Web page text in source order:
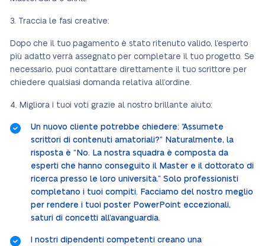
Traccia le fasi creative:
Dopo che il tuo pagamento è stato ritenuto valido, l’esperto
più adatto verrà assegnato per completare il tuo progetto. Se
necessario, puoi contattare direttamente il tuo scrittore per
chiedere qualsiasi domanda relativa all’ordine.
Migliora i tuoi voti grazie al nostro brillante aiuto:
Un nuovo cliente potrebbe chiedere: “Assumete
scrittori di contenuti amatoriali?” Naturalmente, la
risposta è “No. La nostra squadra è composta da
esperti che hanno conseguito il Master e il dottorato di
ricerca presso le loro università.” Solo professionisti
completano i tuoi compiti. Facciamo del nostro meglio
per rendere i tuoi poster PowerPoint eccezionali,
saturi di concetti all’avanguardia.
I nostri dipendenti competenti creano una